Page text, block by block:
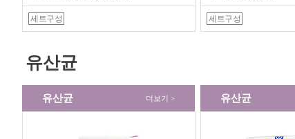
세트구성 세트구성
유산균
유산균 더보기 > 유산균